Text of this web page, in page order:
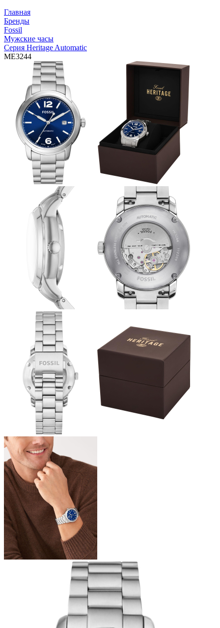
Главная
Бренды
Fossil
Мужские часы
Серия Heritage Automatic
ME3244